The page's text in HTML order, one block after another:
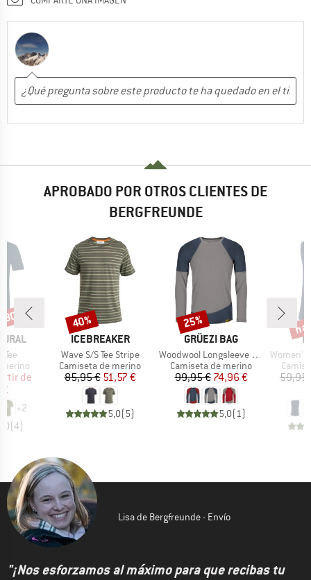
APROBADO POR OTROS CLIENTES DE
BERGFREUNDE
reducido
de
+2
(4)
MARCA
ICEBREAKER
Artículo
Wave S/S Tee Stripe
Product group
Camiseta de merino
Precio
85,95 €Precio reducido
51,57 €
5,0(5)
Descuento
40%
MARCA
GRÜEZI BAG
Artículo
Woodwool Longsleeve Mr. Picard
Product group
Camiseta de merino
Precio
99,95 €Precio reducido
74,96 €
5,0(1)
Descuento
25%
Artículo
Women's Loose
59,95
Lisa de Bergfreunde - Envío
"¡Nos esforzamos al máximo para que recibas tu